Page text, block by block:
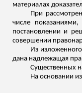
материалах
При
числе
постановлении и
совершении
Из
дана надлежащая
Существенных
На основании